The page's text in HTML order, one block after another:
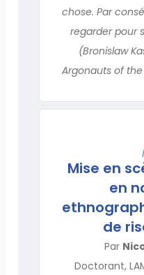
chose. Par
regarder pour
(Bronislaw
Argonauts of the
Mise en
en
de
Par
Doctorant,